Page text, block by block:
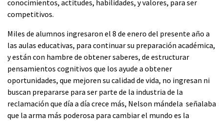
conocimientos, actitudes, habilidades, y valores, para ser
competitivos.
Miles de alumnos ingresaron el 8 de enero del presente año a
las aulas educativas, para continuar su preparación académica,
y están con hambre de obtener saberes, de estructurar
pensamientos cognitivos que los ayude a obtener
oportunidades, que mejoren su calidad de vida, no ingresan ni
buscan prepararse para ser parte de la industria de la
reclamación que día a día crece más, Nelson mándela señalaba
que la arma más poderosa para cambiar el mundo es la